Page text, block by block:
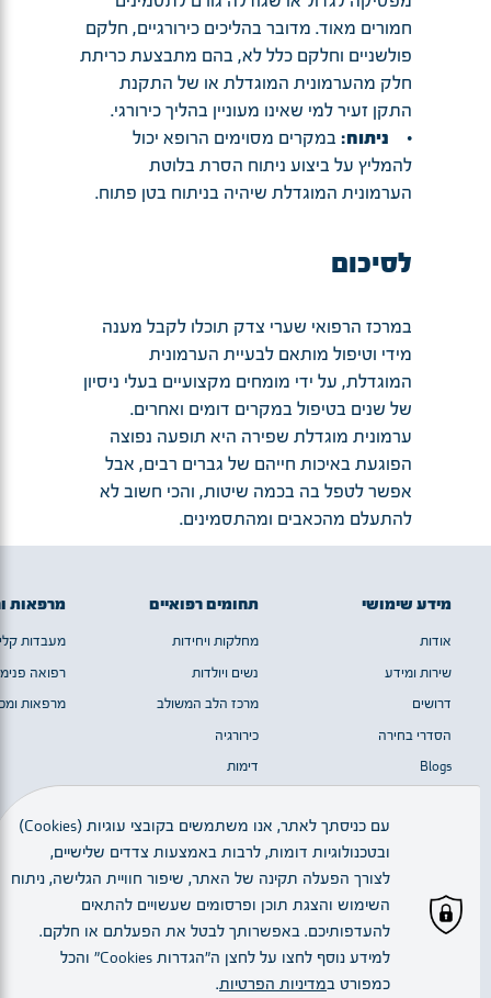
חמורים מאוד. מדובר בהליכים כירורגיים, חלקם
פולשניים וחלקם כלל לא, בהם מתבצעת כריתת
חלק מהערמונית המוגדלת או של התקנת
התקן זעיר למי שאינו מעוניין בהליך כירורגי.
• ניתוח: במקרים מסוימים הרופא יכול
להמליץ על ביצוע ניתוח הסרת בלוטת
הערמונית המוגדלת שיהיה בניתוח בטן פתוח.
לסיכום
במרכז הרפואי שערי צדק תוכלו לקבל מענה
מידי וטיפול מותאם לבעיית הערמונית
המוגדלת, על ידי מומחים מקצועיים בעלי ניסיון
של שנים בטיפול במקרים דומים ואחרים.
ערמונית מוגדלת שפירה היא תופעה נפוצה
הפוגעת באיכות חייהם של גברים רבים, אבל
אפשר לטפל בה בכמה שיטות, והכי חשוב לא
להתעלם מהכאבים ומהתסמינים.
מידע שימושי
אודות
שירות ומידע
דרושים
הסדרי בחירה
Blogs
תחומים רפואיים
מחלקות ויחידות
נשים ויולדות
מרכז הלב המשולב
כירורגיה
דימות
מרפאות
מעבדות
רפואה
מרפאות
עברית
עם כניסתך לאתר, אנו משתמשים בקובצי עוגיות (Cookies)
ובטכנולוגיות דומות, לרבות באמצעות צדדים שלישיים,
לצורך הפעלה תקינה של האתר, שיפור חוויית הגלישה, ניתוח
השימוש והצגת תוכן ופרסומים שעשויים להתאים
להעדפותיכם. באפשרותך לבטל את הפעלתם או חלקם.
למידע נוסף לחצו על לחצן ה"הגדרות Cookies" והכל
כמפורט במדיניות הפרטיות.